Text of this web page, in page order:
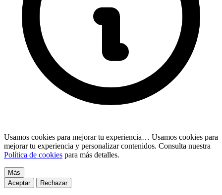
Usamos cookies para mejorar tu experiencia… Usamos cookies para
mejorar tu experiencia y personalizar contenidos. Consulta nuestra
Política de cookies para más detalles.
Más
Aceptar
Rechazar